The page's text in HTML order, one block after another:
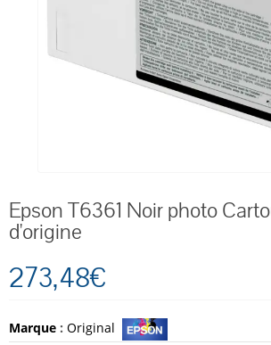
Epson T6361 Noir photo
d'origine
273,48€
Marque : Original